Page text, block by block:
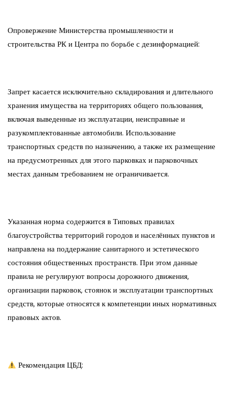
Опровержение Министерства промышленности и
строительства РК и Центра по борьбе с дезинформацией:
Запрет касается исключительно складирования и длительного
хранения имущества на территориях общего пользования,
включая выведенные из эксплуатации, неисправные и
разукомплектованные автомобили. Использование
транспортных средств по назначению, а также их размещение
на предусмотренных для этого парковках и парковочных
местах данным требованием не ограничивается.
Указанная норма содержится в Типовых правилах
благоустройства территорий городов и населённых пунктов и
направлена на поддержание санитарного и эстетического
состояния общественных пространств. При этом данные
правила не регулируют вопросы дорожного движения,
организации парковок, стоянок и эксплуатации транспортных
средств, которые относятся к компетенции иных нормативных
правовых актов.
Рекомендация ЦБД: